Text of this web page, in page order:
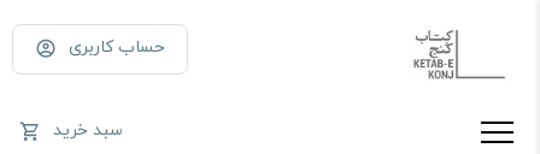
حساب کاربری
سبد خرید